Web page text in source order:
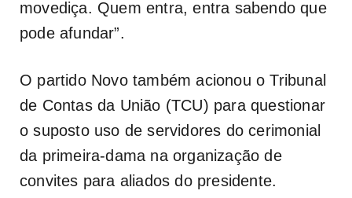
movediça. Quem entra, entra sabendo que
pode afundar”.
O partido Novo também acionou o Tribunal
de Contas da União (TCU) para questionar
o suposto uso de servidores do cerimonial
da primeira-dama na organização de
convites para aliados do presidente.